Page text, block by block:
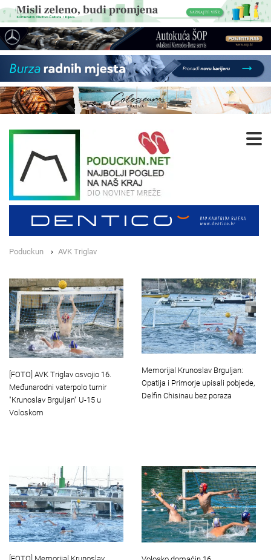
Poduckun AVK Triglav
[FOTO] AVK Triglav osvojio 16.
Međunarodni vaterpolo turnir
"Krunoslav Brguljan" U-15 u
Voloskom
Memorijal Krunoslav Brguljan:
Opatija i Primorje upisali pobjede,
Delfin Chisinau bez poraza